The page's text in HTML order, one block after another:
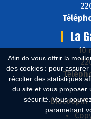
Afin de vous offrir la
des cookies : pour
récolter des statistiques
du site et vous proposer
sécurité. Vous
paramétrant
La
10
Biocoop.fr